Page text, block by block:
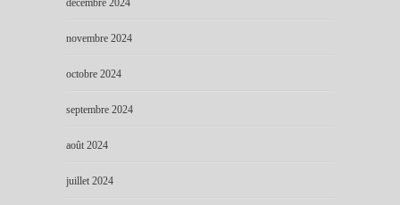
décembre 2024
novembre 2024
octobre 2024
septembre 2024
août 2024
juillet 2024